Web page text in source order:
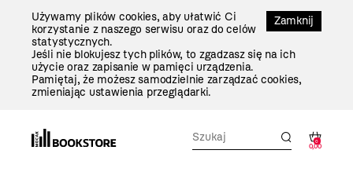
Zamknij
Używamy plików cookies, aby ułatwić Ci
korzystanie z naszego serwisu oraz do celów
statystycznych.
Jeśli nie blokujesz tych plików, to zgadzasz się na ich
użycie oraz zapisanie w pamięci urządzenia.
Pamiętaj, że możesz samodzielnie zarządzać cookies,
zmieniając ustawienia przeglądarki.
0
0,00